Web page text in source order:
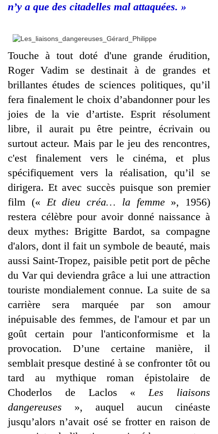
n’y a que des citadelles mal attaquées. »
Touche à tout doté d'une grande érudition,
Roger Vadim se destinait à de grandes et
brillantes études de sciences politiques, qu’il
fera finalement le choix d’abandonner pour les
joies de la vie d’artiste. Esprit résolument
libre, il aurait pu être peintre, écrivain ou
surtout acteur. Mais par le jeu des rencontres,
c'est finalement vers le cinéma, et plus
spécifiquement vers la réalisation, qu’il se
dirigera. Et avec succès puisque son premier
film («Et dieu créa… la femme», 1956)
restera célèbre pour avoir donné naissance à
deux mythes: Brigitte Bardot, sa compagne
d'alors, dont il fait un symbole de beauté, mais
aussi Saint-Tropez, paisible petit port de pêche
du Var qui deviendra grâce a lui une attraction
touriste mondialement connue. La suite de sa
carrière sera marquée par son amour
inépuisable des femmes, de l'amour et par un
goût certain pour l'anticonformisme et la
provocation. D’une certaine manière, il
semblait presque destiné à se confronter tôt ou
tard au mythique roman épistolaire de
Choderlos de Laclos «Les liaisons
dangereuses », auquel aucun cinéaste
jusqu’alors n’avait osé se frotter en raison de